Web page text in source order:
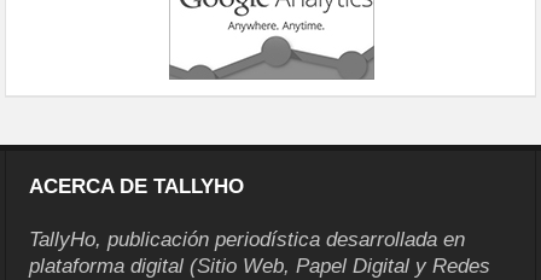
ACERCA DE TALLYHO
TallyHo, publicación periodística desarrollada en
plataforma digital (Sitio Web, Papel Digital y Redes